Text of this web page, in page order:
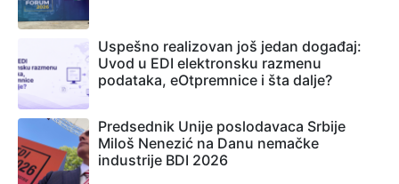
Uspešno realizovan još jedan događaj:
Uvod u EDI elektronsku razmenu
podataka, eOtpremnice i šta dalje?
Predsednik Unije poslodavaca Srbije
Miloš Nenezić na Danu nemačke
industrije BDI 2026